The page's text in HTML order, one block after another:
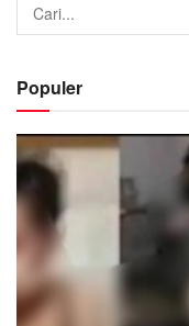
Populer